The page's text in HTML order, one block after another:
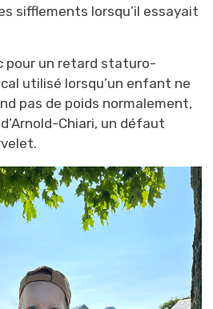
sifflements lorsqu’il essayait
pour un retard staturo-
utilisé lorsqu’un enfant ne
pas de poids normalement,
Chiari, un défaut